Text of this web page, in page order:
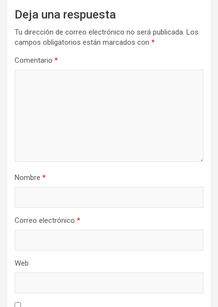
Deja una respuesta
Tu dirección de correo electrónico no será publicada. Los
campos obligatorios están marcados con *
Comentario *
Nombre *
Correo electrónico *
Web